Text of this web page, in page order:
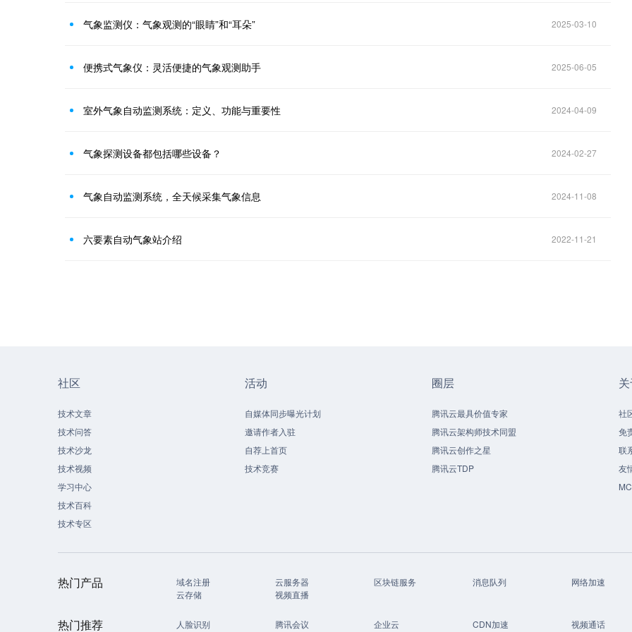
气象监测仪：气象观测的“眼睛”和“耳朵” 2025-03-10
便携式气象仪：灵活便捷的气象观测助手 2025-06-05
室外气象自动监测系统：定义、功能与重要性 2024-04-09
气象探测设备都包括哪些设备？ 2024-02-27
气象自动监测系统，全天候采集气象信息 2024-11-08
六要素自动气象站介绍 2022-11-21
社区
技术文章
技术问答
技术沙龙
技术视频
学习中心
技术百科
技术专区
活动
自媒体同步曝光计划
邀请作者入驻
自荐上首页
技术竞赛
圈层
腾讯云最具价值专家
腾讯云架构师技术同盟
腾讯云创作之星
腾讯云TDP
社
免
联
友
热门产品 域名注册 云服务器 区块链服务 消息队列
网络加速
云存储
视频直播
热门推荐 人脸识别 腾讯会议 企业云 CDN加速
视频通话